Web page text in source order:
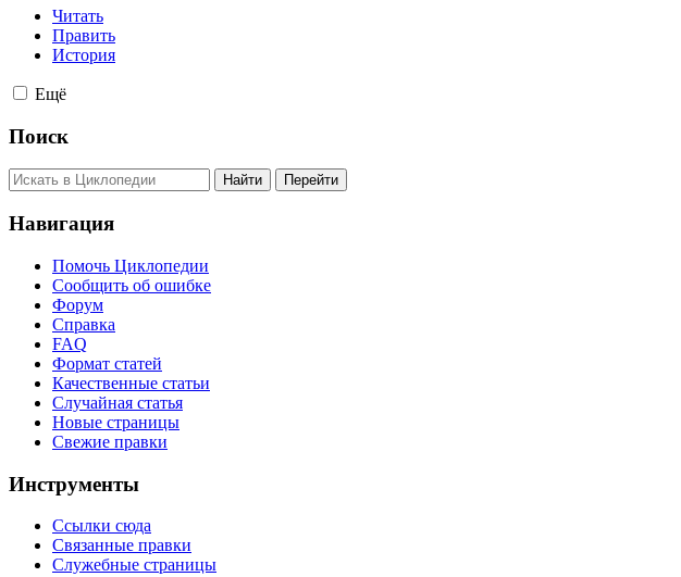
Читать
Править
История
Ещё
Поиск
Навигация
Помочь Циклопедии
Сообщить об ошибке
Форум
Справка
FAQ
Формат статей
Качественные статьи
Случайная статья
Новые страницы
Свежие правки
Инструменты
Ссылки сюда
Связанные правки
Служебные страницы